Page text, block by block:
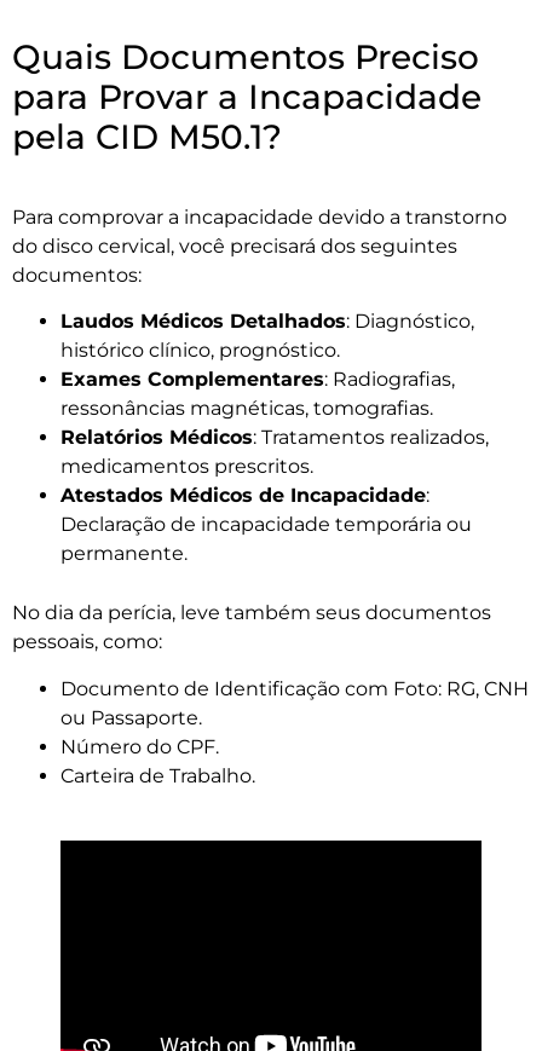
Quais Documentos Preciso
para Provar a Incapacidade
pela CID M50.1?
Para comprovar a incapacidade devido a transtorno
do disco cervical, você precisará dos seguintes
documentos:
Laudos Médicos Detalhados: Diagnóstico,
histórico clínico, prognóstico.
Exames Complementares: Radiografias,
ressonâncias magnéticas, tomografias.
Relatórios Médicos: Tratamentos realizados,
medicamentos prescritos.
Atestados Médicos de Incapacidade:
Declaração de incapacidade temporária ou
permanente.
No dia da perícia, leve também seus documentos
pessoais, como:
Documento de Identificação com Foto: RG, CNH
ou Passaporte.
Número do CPF.
Carteira de Trabalho.